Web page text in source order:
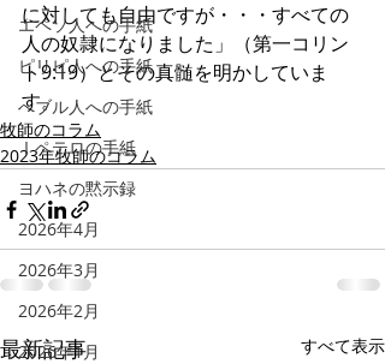
エペソ人への手紙
ピリピ人への手紙
へブル人への手紙
Ⅰペテロの手紙
ヨハネの黙示録
2026年4月
2026年3月
2026年2月
2026年1月
に対しても自由ですが・・・すべての
人の奴隷になりました」（第一コリン
ト9:19）とその真髄を明かしていま
す。
牧師のコラム
2023年牧師のコラム
最新記事 すべて表示